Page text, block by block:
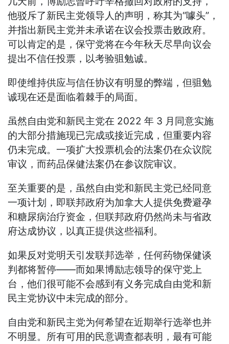
他驳斥了新民主党领导人的声明，称其为“噱头”，
并指出新民主党并未承诺在议会投票击败政府。
可以肯定的是，保守党将在今年秋天尽早向议会
提出不信任投票，以考验驵勉诚。
即使维持供应与信任协议有明显的弊端，但驵勉
诚现在还是面临着棘手的局面。
虽然自由党和新民主党在 2022 年 3 月同意实施
的大部分措施现已完成或接近完成，但重要内容
仍未完成。一项扩大投票机会的法案仍在众议院
审议，而药品保健法案仍在参议院审议。
至关重要的是，虽然自由党和新民主党已经同意
一项计划，即联邦政府为加拿大人提供免费避孕
和糖尿病治疗资金，但联邦政府仍然尚未与省政
府达成协议，以真正提供这些福利。
如果反对党明天引发联邦选举，任何药物保健谈
判都将暂停——而如果博励志领导的保守党上
台，他们很可能不会感到有义务完成自由党和新
民主党协议中未完成的部分。
自由党和新民主党为何希望在近期举行选举也并
不明显。所有可用的民意调查都表明，最有可能